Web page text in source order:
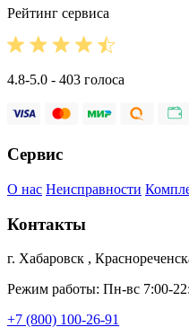
Рейтинг сервиса
4.8-5.0 - 403 голоса
Сервис
О нас Неисправности
Контакты
г. Хабаровск ,
Режим работы: Пн-вс 7:00-
+7 (800) 100-26-91